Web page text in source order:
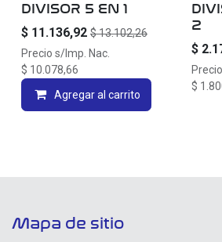
DIVISOR 5 EN 1
$ 11.136,92 $13.102,26
Precio s/Imp. Nac.
$ 10.078,66
Agregar al carrito
2
$
$
Mapa de sitio